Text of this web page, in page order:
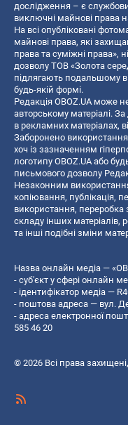
дослідження – є
виключні майнові права
На всі опубліковані
майнові права, які
права та суміжні права»,
дозволу ТОВ «Золота
підлягають подальшому
будь-якій формі.
Редакція OBOZ.UA може
авторському матеріалі. За
в рекламних матеріалах,
Заборонено
хоч із зазначенням
логотипу OBOZ.UA або
письмового дозволу
Незаконним
копiювання, публiкацiя,
використання,
складу інших
та інші подібні зміни
Назва онлайн медіа —
- суб'єкт у сфері онлайн
- ідентифікатор медіа —
- поштова адреса — вул.
- адреса електронної
585 46 20
© 2026 Всі права